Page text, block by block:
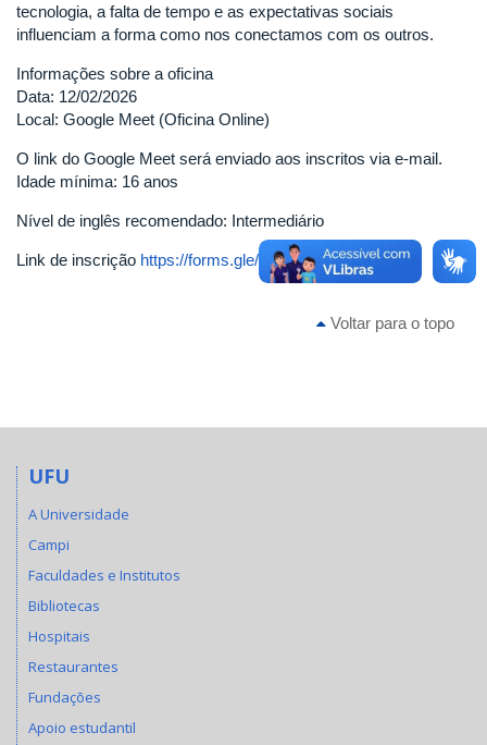
tecnologia, a falta de tempo e as expectativas sociais
influenciam a forma como nos conectamos com os outros.
Informações sobre a oficina
Data: 12/02/2026
Local: Google Meet (Oficina Online)
O link do Google Meet será enviado aos inscritos via e-mail.
Idade mínima: 16 anos
Nível de inglês recomendado: Intermediário
Link de inscrição https://forms.gle/UnTZM7iVZ5ZdihLV6
Voltar para o topo
UFU
A Universidade
Campi
Faculdades e Institutos
Bibliotecas
Hospitais
Restaurantes
Fundações
Apoio estudantil